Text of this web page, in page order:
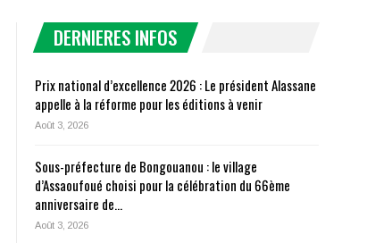
DERNIERES INFOS
Prix national d’excellence 2026 : Le président Alassane
appelle à la réforme pour les éditions à venir
Août 3, 2026
Sous-préfecture de Bongouanou : le village
d’Assaoufoué choisi pour la célébration du 66ème
anniversaire de…
Août 3, 2026